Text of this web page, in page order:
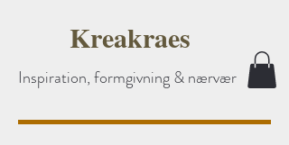
Kreakraes
Inspiration, formgivning & nærvær